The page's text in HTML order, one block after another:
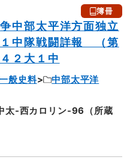
簿冊
中部太平洋方面独立
中隊戦闘詳報 （第
２大１中
般史料
中部太平洋
太-西カロリン-96（所蔵